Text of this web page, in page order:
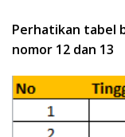
Perhatikan tabel
nomor 12 dan 13